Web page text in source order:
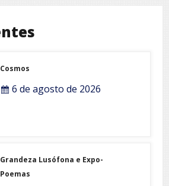
Cosmos
6 de agosto de 2026
Grandeza Lusófona e Expo-
Poemas